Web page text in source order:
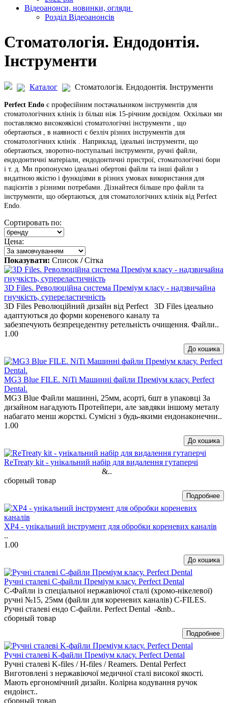
Відеоанонси, новинки, огляди
Розділ Відеоанонсів
Стоматологія. Ендодонтія.
Інструменти
Каталог Стоматологія. Ендодонтія. Інструменти
Perfect Endo є професійним постачальником інструментів для
стоматологічних клінік із більш ніж 15-річним досвідом. Оскільки ми
поставляємо високоякісні стоматологічні інструменти , що
обертаються , в наявності є безліч різних інструментів для
стоматологічних клінік . Наприклад, ідеальні інструменти, що
обертаються, зворотно-поступальні інструменти, ручні файли,
ендодонтичні матеріали, ендодонтичні пристрої, стоматологічні бори
і т. д. Ми пропонуємо ідеальні обертові файли та інші файли з
видатною якістю і функціями в різних умовах використання для
пацієнтів з різними потребами. Дізнайтеся більше про файли та
інструменти, що обертаються, для стоматологічних клінік від Perfect
Endo.
Сортировать по:
Цена:
Показувати: Список / Сітка
3D Files. Революційна система Преміум класу - надзвичайна
гнучкість, супереластичність
3D Files Революційний дизайн від Perfect 3D Files ідеально
адаптуються до форми кореневого каналу та
забезпечують безпрецедентну ретельність очищення. Файли..
1.00
MG3 Blue FILE. NiTi Машинні файли Преміум класу. Perfect
Dental.
MG3 Blue Файли машинні, 25мм, асорті, 6шт в упаковці За
дизайном нагадують Протейпери, але завдяки іншому металу
набагато менш жорсткі. Сумісні з будь-якими ендонаконечни..
1.00
ReTreaty kit - унікальний набір для видалення гутаперчі
&..
сборный товар
XP4 - унікальний інструмент для обробки кореневих каналів
..
1.00
Ручні сталеві С-файли Преміум класу. Perfect Dental
C-Файли із спеціальної нержавіючої сталі (хромо-нікелевої)
ручні №15, 25мм (файли для кореневих каналів) C-FILES.
Ручні сталеві ендо С-файли. Perfect Dental -&nb..
сборный товар
Ручні сталеві K-файли Преміум класу. Perfect Dental
Ручні сталеві K-files / H-files / Reamers. Dental Perfect
Виготовлені з нержавіючої медичної сталі високої якості.
Мають ергономічний дизайн. Колірна кодування ручок
ендоінст..
сборный товар